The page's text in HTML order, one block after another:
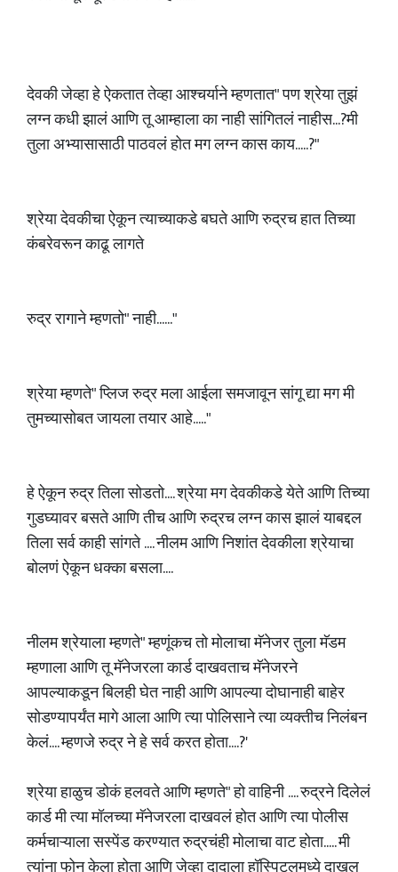
देवकी जेव्हा हे ऐकतात तेव्हा आश्चर्याने म्हणतात" पण श्रेया तुझं
लग्न कधी झालं आणि तू आम्हाला का नाही सांगितलं नाहीस...?मी
तुला अभ्यासासाठी पाठवलं होत मग लग्न कास काय.....?"
श्रेया देवकीचा ऐकून त्याच्याकडे बघते आणि रुद्रच हात तिच्या
कंबरेवरून काढू लागते
रुद्र रागाने म्हणतो" नाही......"
श्रेया म्हणते" प्लिज रुद्र मला आईला समजावून सांगू द्या मग मी
तुमच्यासोबत जायला तयार आहे....."
हे ऐकून रुद्र तिला सोडतो.... श्रेया मग देवकीकडे येते आणि तिच्या
गुडघ्यावर बसते आणि तीच आणि रुद्रच लग्न कास झालं याबद्दल
तिला सर्व काही सांगते .... नीलम आणि निशांत देवकीला श्रेयाचा
बोलणं ऐकून धक्का बसला....
नीलम श्रेयाला म्हणते" म्हणूंकच तो मोलाचा मॅनेजर तुला मॅडम
म्हणाला आणि तू मॅनेजरला कार्ड दाखवताच मॅनेजरने
आपल्याकडून बिलही घेत नाही आणि आपल्या दोघानाही बाहेर
सोडण्यापर्यंत मागे आला आणि त्या पोलिसाने त्या व्यक्तीच निलंबन
केलं.... म्हणजे रुद्र ने हे सर्व करत होता....?'
श्रेया हाळुच डोकं हलवते आणि म्हणते" हो वाहिनी .... रुद्रने दिलेलं
कार्ड मी त्या मॉलच्या मॅनेजरला दाखवलं होत आणि त्या पोलीस
कर्मचाऱ्याला सस्पेंड करण्यात रुद्रचंही मोलाचा वाट होता..... मी